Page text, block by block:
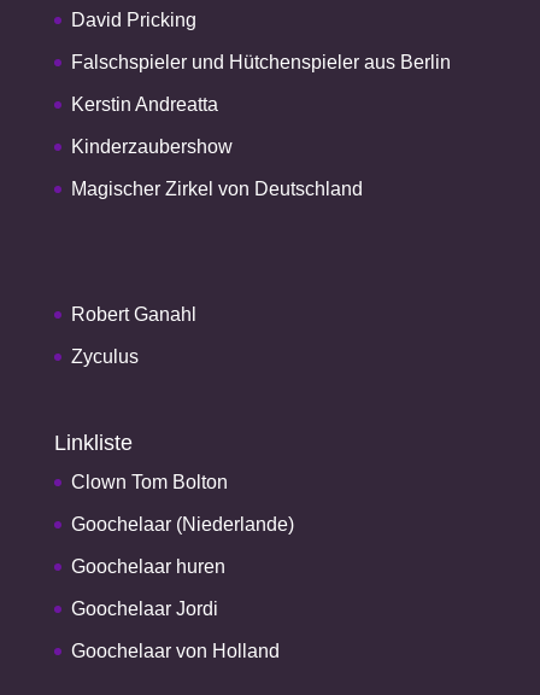
David Pricking
Falschspieler und Hütchenspieler aus Berlin
Kerstin Andreatta
Kinderzaubershow
Magischer Zirkel von Deutschland
Robert Ganahl
Zyculus
Linkliste
Clown Tom Bolton
Goochelaar (Niederlande)
Goochelaar huren
Goochelaar Jordi
Goochelaar von Holland